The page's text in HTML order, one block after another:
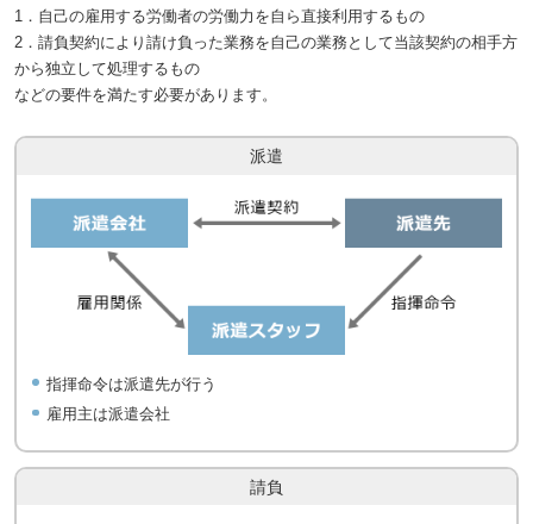
1．自己の雇用する労働者の労働力を自ら直接利用するもの
2．請負契約により請け負った業務を自己の業務として当該契約の相手方
から独立して処理するもの
などの要件を満たす必要があります。
派遣
指揮命令は派遣先が行う
雇用主は派遣会社
請負